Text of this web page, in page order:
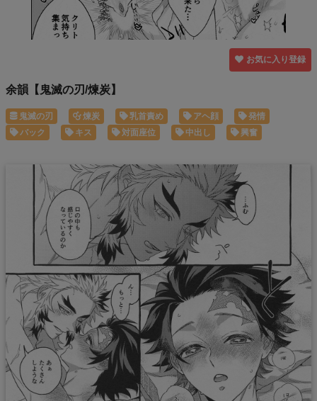
お気に入り登録
余韻【鬼滅の刃/煉炭】
鬼滅の刃 煉炭 乳首責め アヘ顔
発情
バック
キス 対面座位 中出し 興奮